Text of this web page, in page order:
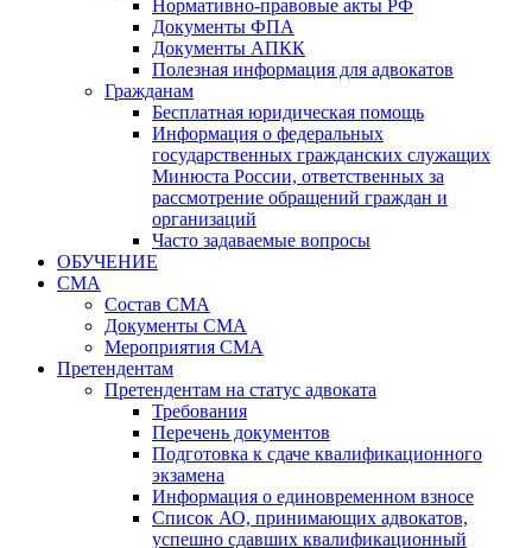
Нормативно-правовые акты РФ
Документы ФПА
Документы АПКК
Полезная информация для адвокатов
Гражданам
Бесплатная юридическая помощь
Информация о федеральных
государственных гражданских служащих
Минюста России, ответственных за
рассмотрение обращений граждан и
организаций
Часто задаваемые вопросы
ОБУЧЕНИЕ
СМА
Состав СМА
Документы СМА
Мероприятия СМА
Претендентам
Претендентам на статус адвоката
Требования
Перечень документов
Подготовка к сдаче квалификационного
экзамена
Информация о единовременном взносе
Список АО, принимающих адвокатов,
успешно сдавших квалификационный